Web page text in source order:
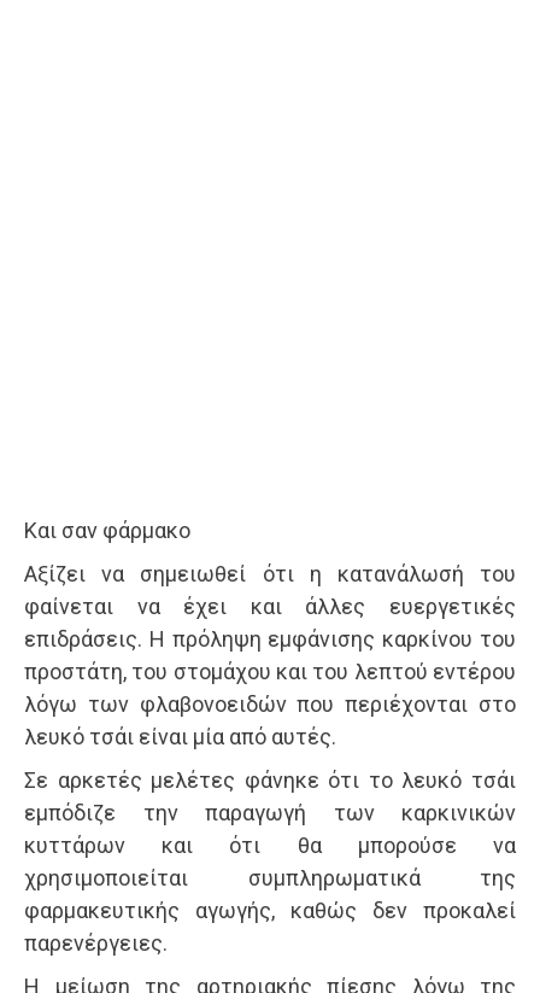
Και σαν φάρμακο
Αξίζει να σημειωθεί ότι η κατανάλωσή του
φαίνεται να έχει και άλλες ευεργετικές
επιδράσεις. Η πρόληψη εμφάνισης καρκίνου του
προστάτη, του στομάχου και του λεπτού εντέρου
λόγω των φλαβονοειδών που περιέχονται στο
λευκό τσάι είναι μία από αυτές.
Σε αρκετές μελέτες φάνηκε ότι το λευκό τσάι
εμπόδιζε την παραγωγή των καρκινικών
κυττάρων και ότι θα μπορούσε να
χρησιμοποιείται συμπληρωματικά της
φαρμακευτικής αγωγής, καθώς δεν προκαλεί
παρενέργειες.
Η μείωση της αρτηριακής πίεσης λόγω της